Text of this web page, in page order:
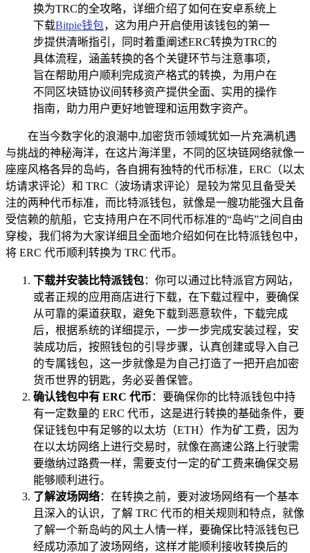
换为TRC的全攻略，详细介绍了如何在安卓系统上
下载Bitpie钱包，这为用户开启使用该钱包的第一
步提供清晰指引，同时着重阐述ERC转换为TRC的
具体流程，涵盖转换的各个关键环节与注意事项，
旨在帮助用户顺利完成资产格式的转换，为用户在
不同区块链协议间转移资产提供全面、实用的操作
指南，助力用户更好地管理和运用数字资产。
在当今数字化的浪潮中,加密货币领域犹如一片充满机遇
与挑战的神秘海洋，在这片海洋里，不同的区块链网络就像一
座座风格各异的岛屿，各自拥有独特的代币标准，ERC（以太
坊请求评论）和 TRC（波场请求评论）是较为常见且备受关
注的两种代币标准，而比特派钱包，就像是一艘功能强大且备
受信赖的航船，它支持用户在不同代币标准的“岛屿”之间自由
穿梭，我们将为大家详细且全面地介绍如何在比特派钱包中，
将 ERC 代币顺利转换为 TRC 代币。
下载并安装比特派钱包：你可以通过比特派官方网站，
或者正规的应用商店进行下载，在下载过程中，要确保
从可靠的渠道获取，避免下载到恶意软件，下载完成
后，根据系统的详细提示，一步一步完成安装过程，安
装成功后，按照钱包的引导步骤，认真创建或导入自己
的专属钱包，这一步就像是为自己打造了一把开启加密
货币世界的钥匙，务必妥善保管。
确认钱包中有 ERC 代币 ：要确保你的比特派钱包中持
有一定数量的 ERC 代币，这是进行转换的基础条件，要
保证钱包中有足够的以太坊（ETH）作为矿工费，因为
在以太坊网络上进行交易时，就像在高速公路上行驶需
要缴纳过路费一样，需要支付一定的矿工费来确保交易
能够顺利进行。
了解波场网络：在转换之前，要对波场网络有一个基本
且深入的认识，了解 TRC 代币的相关规则和特点，就像
了解一个新岛屿的风土人情一样，要确保比特派钱包已
经成功添加了波场网络，这样才能顺利接收转换后的